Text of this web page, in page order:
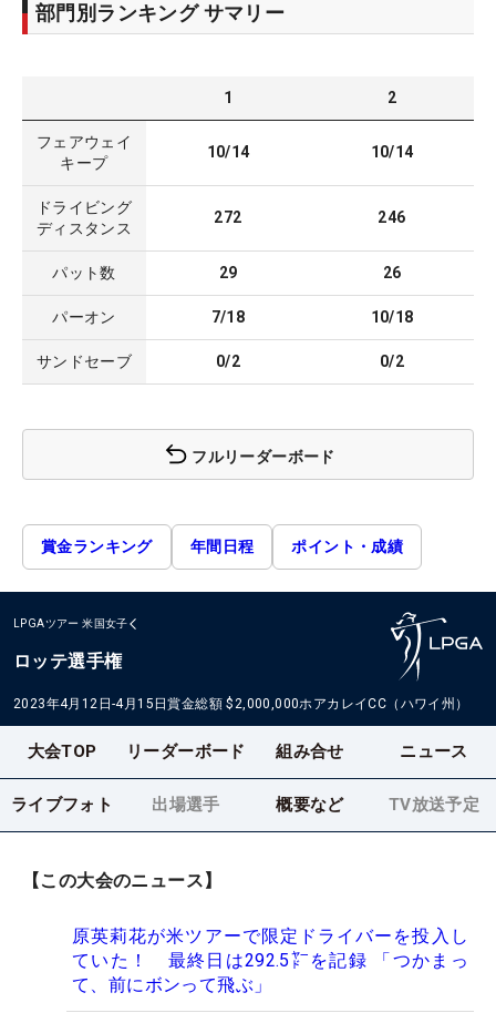
部門別ランキング サマリー
1 2
フェアウェイ
キープ
10/14 10/14
ドライビング
ディスタンス
272 246
パット数 29 26
パーオン 7/18 10/18
サンドセーブ 0/2 0/2
フルリーダーボード
賞金ランキング 年間日程 ポイント・成績
LPGAツアー 米国女子
ロッテ選手権
2023年4月12日-4月15日賞金総額 $2,000,000ホアカレイCC（ハワイ州）
大会TOP リーダーボード 組み合せ ニュース
ライブフォト 出場選手 概要など TV放送予定
【この大会のニュース】
原英莉花が米ツアーで限定ドライバーを投入し
ていた！ 最終日は292.5㍎を記録 「つかまっ
て、前にボンって飛ぶ」